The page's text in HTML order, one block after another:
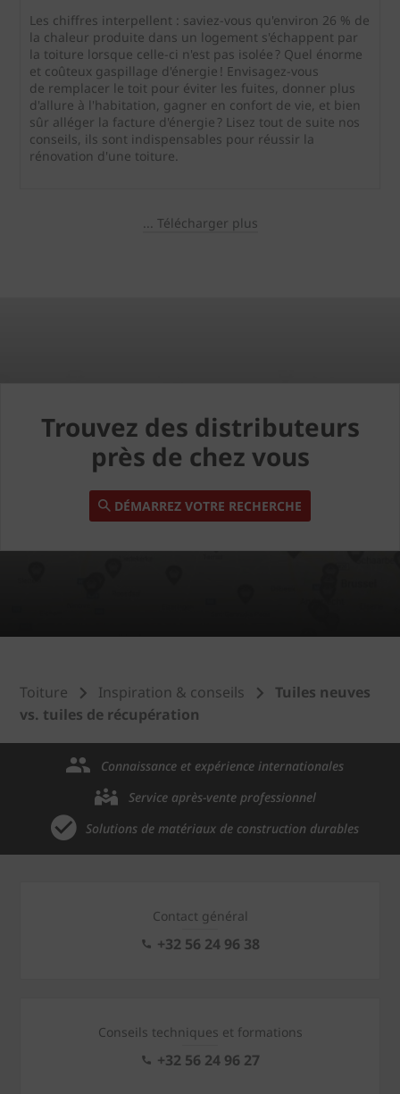
Les chiffres interpellent : saviez-vous qu'environ 26 % de
la chaleur produite dans un logement s'échappent par
la toiture lorsque celle-ci n'est pas isolée ? Quel énorme
et coûteux gaspillage d'énergie ! Envisagez-vous
de remplacer le toit pour éviter les fuites, donner plus
d'allure à l'habitation, gagner en confort de vie, et bien
sûr alléger la facture d'énergie ? Lisez tout de suite nos
conseils, ils sont indispensables pour réussir la
rénovation d'une toiture.
... Télécharger plus
Trouvez des distributeurs
près de chez vous
DÉMARREZ VOTRE RECHERCHE
Toiture Inspiration & conseils
Tuiles neuves
vs. tuiles de récupération
Connaissance et expérience internationales
Service après-vente professionnel
Solutions de matériaux de construction durables
Contact général
+32 56 24 96 38
Conseils techniques et formations
+32 56 24 96 27